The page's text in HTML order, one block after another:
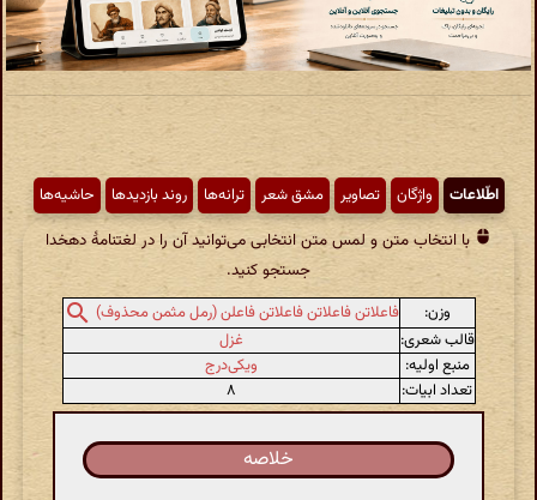
اطّلاعات واژگان تصاویر مشق شعر ترانه‌ها روند بازدیدها حاشیه‌ها
با انتخاب متن و لمس متن انتخابی می‌توانید آن را در لغتنامهٔ دهخدا
جستجو کنید.
وزن:
فاعلاتن فاعلاتن فاعلاتن فاعلن (رمل مثمن محذوف)
قالب شعری:
غزل
منبع اولیه:
ویکی‌درج
تعداد ابیات:
۸
خلاصه